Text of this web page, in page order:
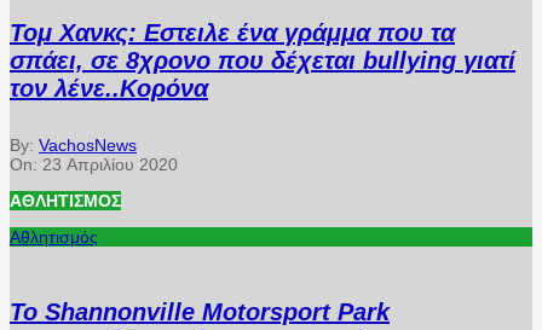
Τομ Χανκς: Εστειλε ένα γράμμα που τα
σπάει, σε 8χρονο που δέχεται bullying γιατί
τον λένε..Κορόνα
By: VachosNews
On: 23 Απριλίου 2020
ΑΘΛΗΤΙΣΜΌΣ
Αθλητισμός
Το Shannonville Motorsport Park